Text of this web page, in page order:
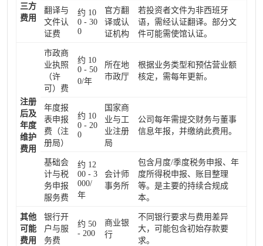
三方
费用
翻译与
文件认
证费
约 10
0 - 30
0
官方翻
译或认
证机构
若投资者文件为非西班牙
语，需经认证翻译。部分文
件可能需使馆认证。
注册
后及
年度
维护
费用
市政商
业执照
（许
可）费
约 10
0 - 50
0/年
所在地
市政厅
根据业务类型和预估营业额
核定，需每年更新。
年度报
表申报
费（注
册局）
约 10
0 - 20
0
国家商
业与工
业注册
局
公司每年需提交财务与董事
信息年报，并缴纳此费用。
基础会
计与税
务申报
服务费
约 12
00 - 3
000/
年
会计师
事务所
包含月度/季度税务申报、年
度所得税申报、账目整理
等。是主要的持续合规成
本。
其他
可能
费用
银行开
户与服
务费
约 50
- 200
商业银
行
不同银行要求与费用差异
大，可能包含初始存款要
求。